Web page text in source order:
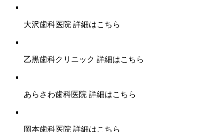
大沢歯科医院 詳細はこちら
乙黒歯科クリニック 詳細はこちら
あらさわ歯科医院 詳細はこちら
岡本歯科医院 詳細はこちら